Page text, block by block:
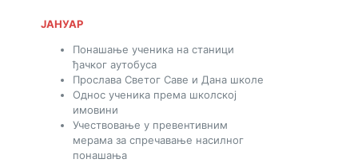
ЈАНУАР
Понашање ученика на станици
ђачког аутобуса
Прослава Светог Саве и Дана школе
Однос ученика према школској
имовини
Учествовање у превентивним
мерама за спречавање насилног
понашања